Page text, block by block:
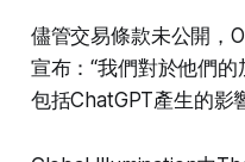
儘管交易條款未公開，
宣布：“我們對於他們
包括ChatGPT產生的影